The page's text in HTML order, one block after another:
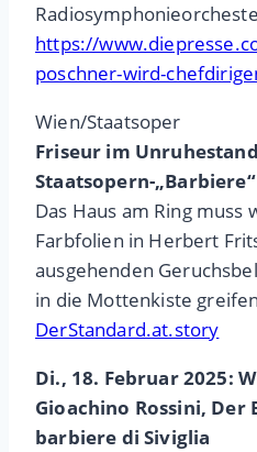
https://
poschner-wird-
Wien/Staatsoper
Friseur im
Staatsopern-
Das Haus am Ring muss
Farbfolien in Herbert
ausgehenden
in die Mottenkiste greifen
DerStandard.at.story
Di., 18. Februar 2025:
Gioachino Rossini,
barbiere di Siviglia